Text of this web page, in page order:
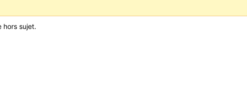
hors sujet.